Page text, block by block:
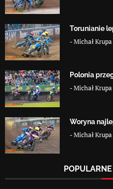
Torunianie
-Michał Krupa
Polonia
-Michał Krupa
Woryna
-Michał Krupa